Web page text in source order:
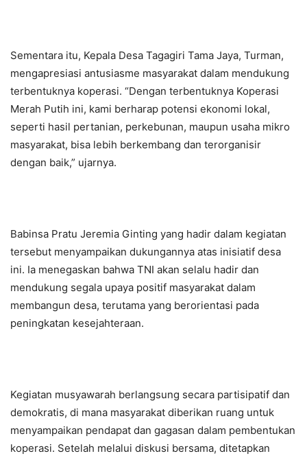
Sementara itu, Kepala Desa Tagagiri Tama Jaya, Turman,
mengapresiasi antusiasme masyarakat dalam mendukung
terbentuknya koperasi. “Dengan terbentuknya Koperasi
Merah Putih ini, kami berharap potensi ekonomi lokal,
seperti hasil pertanian, perkebunan, maupun usaha mikro
masyarakat, bisa lebih berkembang dan terorganisir
dengan baik,” ujarnya.
Babinsa Pratu Jeremia Ginting yang hadir dalam kegiatan
tersebut menyampaikan dukungannya atas inisiatif desa
ini. Ia menegaskan bahwa TNI akan selalu hadir dan
mendukung segala upaya positif masyarakat dalam
membangun desa, terutama yang berorientasi pada
peningkatan kesejahteraan.
Kegiatan musyawarah berlangsung secara partisipatif dan
demokratis, di mana masyarakat diberikan ruang untuk
menyampaikan pendapat dan gagasan dalam pembentukan
koperasi. Setelah melalui diskusi bersama, ditetapkan